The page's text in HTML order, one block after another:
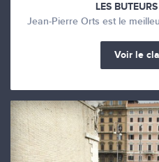
LES
Jean-Pierre Orts est le
Voir le